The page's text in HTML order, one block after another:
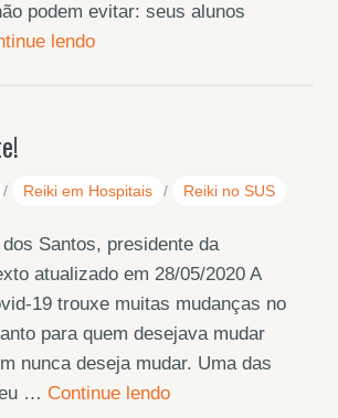
podem evitar: seus alunos
lendo
/ Reiki em Hospitais / Reiki no SUS
Santos, presidente da
atualizado em 28/05/2020 A
19 trouxe muitas mudanças no
para quem desejava mudar
nunca deseja mudar. Uma das
… Continue lendo